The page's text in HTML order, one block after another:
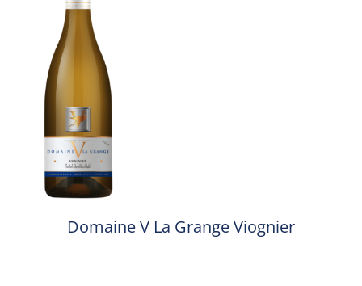
Domaine V La Grange Viognier